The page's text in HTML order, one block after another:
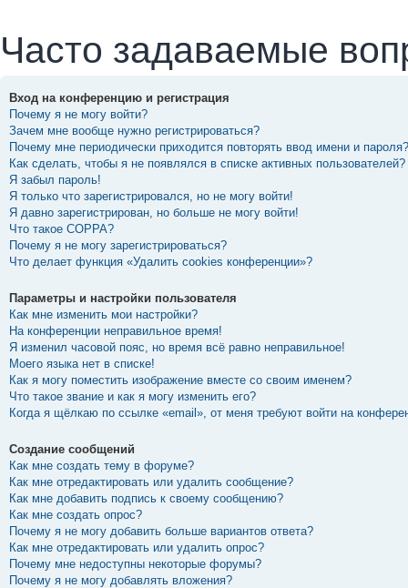
Часто задаваемые
Вход на конференцию и регистрация
Почему я не могу войти?
Зачем мне вообще нужно регистрироваться?
Почему мне периодически приходится повторять ввод имени и пароля?
Как сделать, чтобы я не появлялся в списке активных пользователей?
Я забыл пароль!
Я только что зарегистрировался, но не могу войти!
Я давно зарегистрирован, но больше не могу войти!
Что такое COPPA?
Почему я не могу зарегистрироваться?
Что делает функция «Удалить cookies конференции»?
Параметры и настройки пользователя
Как мне изменить мои настройки?
На конференции неправильное время!
Я изменил часовой пояс, но время всё равно неправильное!
Моего языка нет в списке!
Как я могу поместить изображение вместе со своим именем?
Что такое звание и как я могу изменить его?
Когда я щёлкаю по ссылке «email», от меня требуют войти на
Создание сообщений
Как мне создать тему в форуме?
Как мне отредактировать или удалить сообщение?
Как мне добавить подпись к своему сообщению?
Как мне создать опрос?
Почему я не могу добавить больше вариантов ответа?
Как мне отредактировать или удалить опрос?
Почему мне недоступны некоторые форумы?
Почему я не могу добавлять вложения?